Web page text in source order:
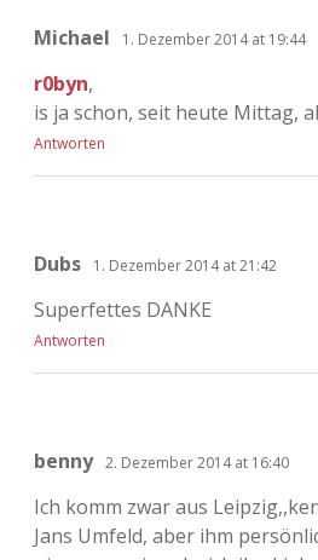
Michael 1. Dezember 2014 at 19:44
r0byn,
is ja schon, seit heute Mittag,
Antworten
Dubs 1. Dezember 2014 at 21:42
Superfettes DANKE
Antworten
benny 2. Dezember 2014 at 16:40
Ich komm zwar aus
Jans Umfeld, aber ihm